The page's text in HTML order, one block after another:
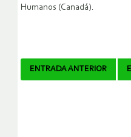
Humanos (Canadá).
Navegador
ENTRADA ANTERIOR